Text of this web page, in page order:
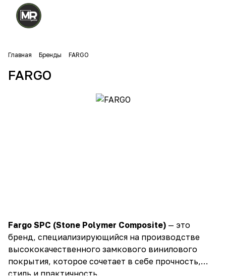
Главная Бренды FARGO
FARGO
Fargo SPC (Stone Polymer Composite) — это
бренд, специализирующийся на производстве
высококачественного замкового винилового
покрытия, которое сочетает в себе прочность,
стиль и практичность.